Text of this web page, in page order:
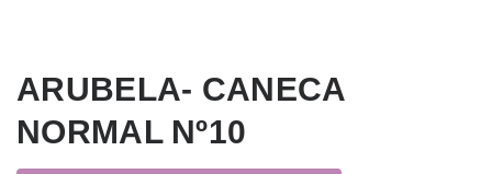
ARUBELA- CANECA
NORMAL Nº10